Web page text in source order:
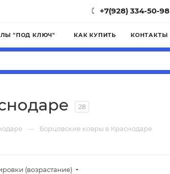
+7(928) 334-50-98
"ПОД КЛЮЧ" КАК КУПИТЬ КОНТАКТЫ
28
— Борцовские ковры в Краснодаре
(возрастание)